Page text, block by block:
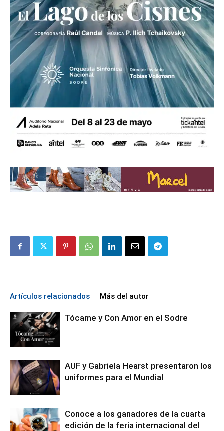
Artículos relacionados Más del autor
Tócame y Con Amor en el Sodre
AUF y Gabriela Hearst presentaron los
uniformes para el Mundial
Conoce a los ganadores de la cuarta
edición de la feria internacional del